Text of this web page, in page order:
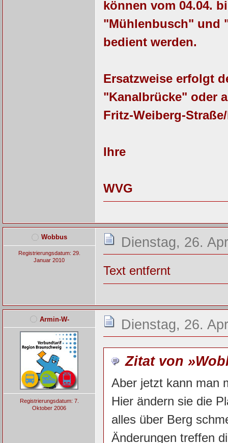
können vom 04.04.
"Mühlenbusch" und
bedient werden.
Ersatzweise erfolgt
"Kanalbrücke" oder
Fritz-Weiberg-
Ihre
WVG
Wobbus
Registrierungsdatum: 29.
Januar 2010
Dienstag, 26.
Text entfernt
Armin-W-
Registrierungsdatum: 7.
Oktober 2006
Dienstag, 26.
Zitat von
Aber jetzt kann man
Hier ändern sie die
alles über Berg
Änderungen treffen